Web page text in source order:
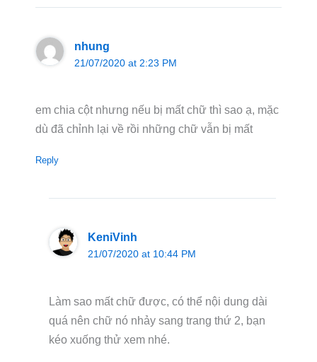
nhung
21/07/2020 at 2:23 PM
em chia cột nhưng nếu bị mất chữ thì sao ạ, mặc
dù đã chỉnh lại về rồi những chữ vẫn bị mất
Reply
KeniVinh
21/07/2020 at 10:44 PM
Làm sao mất chữ được, có thể nội dung dài
quá nên chữ nó nhảy sang trang thứ 2, bạn
kéo xuống thử xem nhé.